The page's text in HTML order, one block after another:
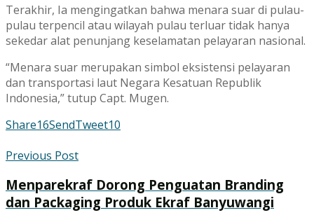
Terakhir, Ia mengingatkan bahwa menara suar di pulau-
pulau terpencil atau wilayah pulau terluar tidak hanya
sekedar alat penunjang keselamatan pelayaran nasional.
“Menara suar merupakan simbol eksistensi pelayaran
dan transportasi laut Negara Kesatuan Republik
Indonesia,” tutup Capt. Mugen.
Share16SendTweet10
Previous Post
Menparekraf Dorong Penguatan Branding
dan Packaging Produk Ekraf Banyuwangi